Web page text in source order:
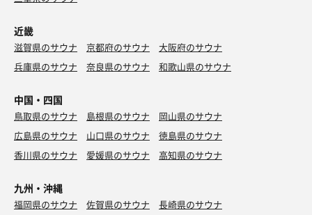
近畿
滋賀県のサウナ 京都府のサウナ
大阪府のサウナ
兵庫県のサウナ
奈良県のサウナ 和歌山県のサウナ
中国・四国
鳥取県のサウナ 島根県のサウナ
岡山県のサウナ
広島県のサウナ
山口県のサウナ
徳島県のサウナ
香川県のサウナ
愛媛県のサウナ 高知県のサウナ
九州・沖縄
福岡県のサウナ 佐賀県のサウナ
長崎県のサウナ